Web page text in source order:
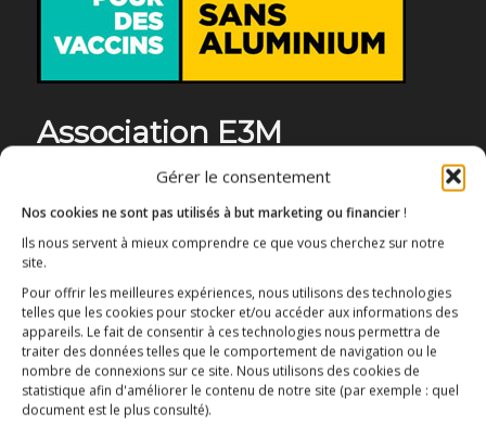
Gérer le consentement
Nos cookies ne sont pas utilisés à but marketing ou financier !
Ils nous servent à mieux comprendre ce que vous cherchez sur notre
site.
Pour offrir les meilleures expériences, nous utilisons des technologies
telles que les cookies pour stocker et/ou accéder aux informations des
appareils. Le fait de consentir à ces technologies nous permettra de
traiter des données telles que le comportement de navigation ou le
nombre de connexions sur ce site. Nous utilisons des cookies de
statistique afin d'améliorer le contenu de notre site (par exemple : quel
document est le plus consulté).
Association E3M
Qui sommes-nous ?
L’ESSENTIEL
COMPRENDRE